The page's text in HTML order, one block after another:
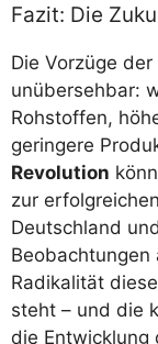
Fazit: Die
Die Vorzüge
unübersehbar:
Rohstoffen,
geringere
Revolution
zur
Deutschland
Radikalität
steht – und die
die